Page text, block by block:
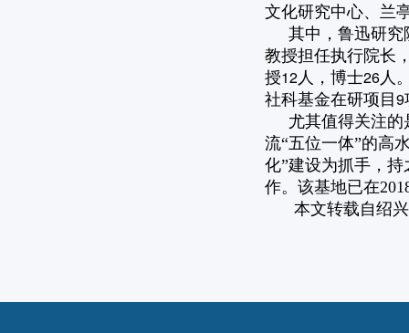
文化研究中心、
其中，鲁迅研究
教授担任执行院长
授12人，博士26人
社科基金在研项目 9
尤其值得关注
流“五位一体”的高
化”建设为抓手，
作。该基地已在
本文转载自绍